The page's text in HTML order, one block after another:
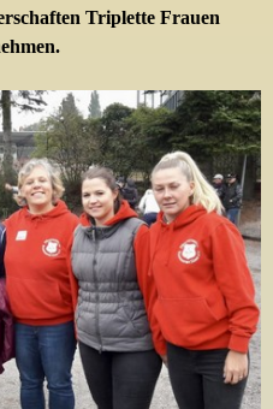
Triplette Frauen
.